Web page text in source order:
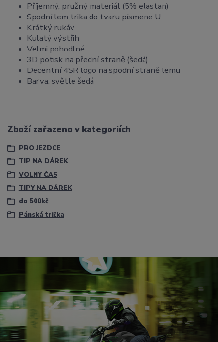
Příjemný, pružný materiál (5% elastan)
Spodní lem trika do tvaru písmene U
Krátký rukáv
Kulatý výstřih
Velmi pohodlné
3D potisk na přední straně (šedá)
Decentní 4SR logo na spodní straně lemu
Barva: světle šedá
Zboží zařazeno v kategoriích
PRO JEZDCE
TIP NA DÁREK
VOLNÝ ČAS
TIPY NA DÁREK
do 500kč
Pánská trička